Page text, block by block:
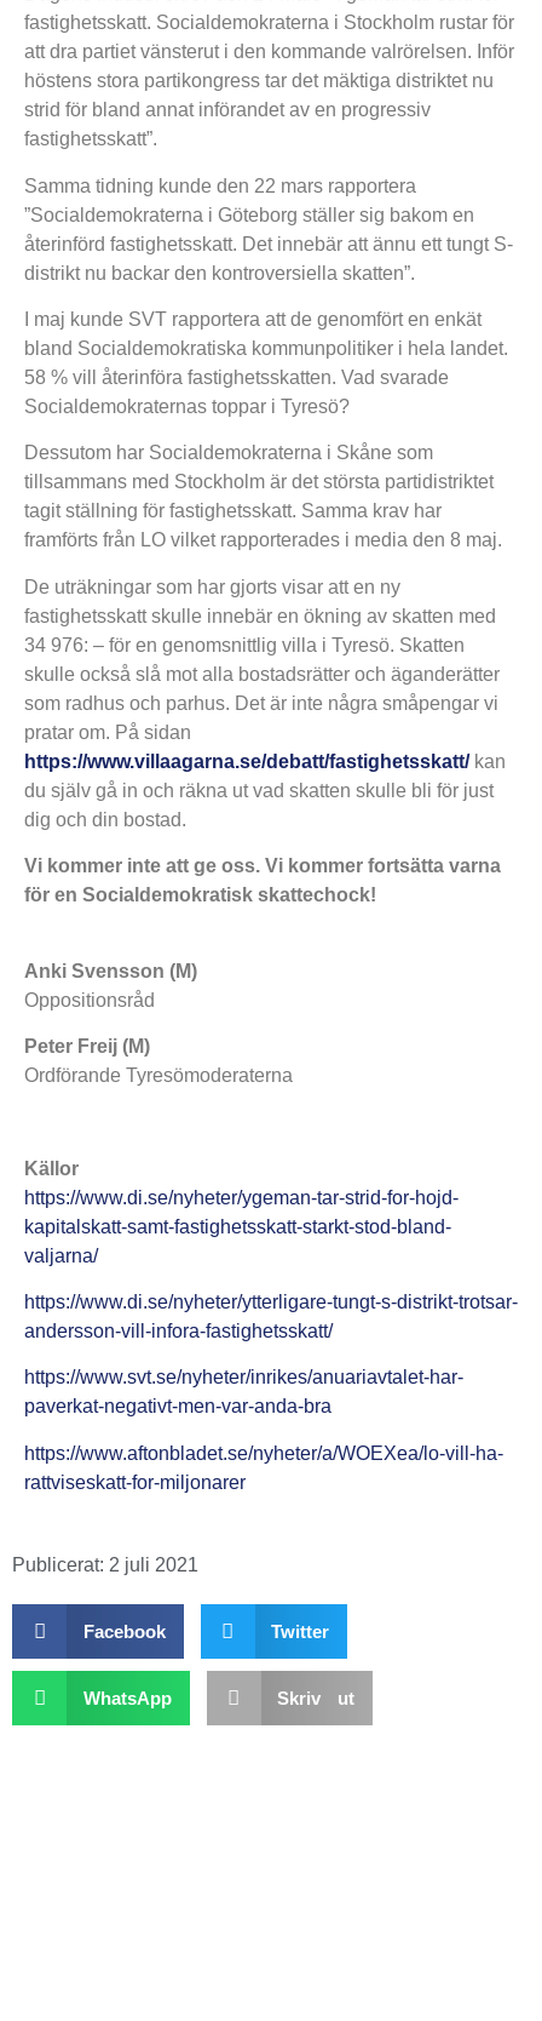
fastighetsskatt. Socialdemokraterna i Stockholm rustar för
att dra partiet vänsterut i den kommande valrörelsen. Inför
höstens stora partikongress tar det mäktiga distriktet nu
strid för bland annat införandet av en progressiv
fastighetsskatt”.
Samma tidning kunde den 22 mars rapportera
”Socialdemokraterna i Göteborg ställer sig bakom en
återinförd fastighetsskatt. Det innebär att ännu ett tungt S-
distrikt nu backar den kontroversiella skatten”.
I maj kunde SVT rapportera att de genomfört en enkät
bland Socialdemokratiska kommunpolitiker i hela landet.
58 % vill återinföra fastighetsskatten. Vad svarade
Socialdemokraternas toppar i Tyresö?
Dessutom har Socialdemokraterna i Skåne som
tillsammans med Stockholm är det största partidistriktet
tagit ställning för fastighetsskatt. Samma krav har
framförts från LO vilket rapporterades i media den 8 maj.
De uträkningar som har gjorts visar att en ny
fastighetsskatt skulle innebär en ökning av skatten med
34 976: – för en genomsnittlig villa i Tyresö. Skatten
skulle också slå mot alla bostadsrätter och äganderätter
som radhus och parhus. Det är inte några småpengar vi
pratar om. På sidan
https://www.villaagarna.se/debatt/fastighetsskatt/kan
du själv gå in och räkna ut vad skatten skulle bli för just
dig och din bostad.
Vi kommer inte att ge oss. Vi kommer fortsätta varna
för en Socialdemokratisk skattechock!
Anki Svensson (M)
Oppositionsråd
Peter Freij (M)
Ordförande Tyresömoderaterna
Källor
https://www.di.se/nyheter/ygeman-tar-strid-for-hojd-
kapitalskatt-samt-fastighetsskatt-starkt-stod-bland-
valjarna/
https://www.di.se/nyheter/ytterligare-tungt-s-distrikt-trotsar-
andersson-vill-infora-fastighetsskatt/
https://www.svt.se/nyheter/inrikes/anuariavtalet-har-
paverkat-negativt-men-var-anda-bra
https://www.aftonbladet.se/nyheter/a/WOEXea/lo-vill-ha-
rattviseskatt-for-miljonarer
Publicerat: 2 juli 2021
Facebook Twitter
WhatsApp Skriv ut